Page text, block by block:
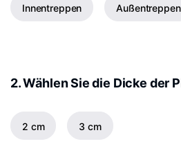
Innentreppen Außentreppen
2. Wählen Sie die Dicke der
2 cm 3 cm